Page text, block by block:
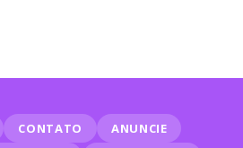
CONTATO
ANUNCIE